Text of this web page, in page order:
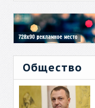
Общество